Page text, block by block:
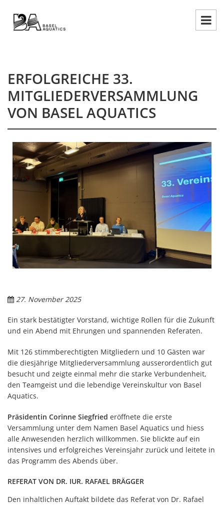
ERFOLGREICHE 33.
MITGLIEDERVERSAMMLUNG
VON BASEL AQUATICS
27. November 2025
Ein stark bestätigter Vorstand, wichtige Rollen für die Zukunft
und ein Abend mit Ehrungen und spannenden Referaten.
Mit 126 stimmberechtigten Mitgliedern und 10 Gästen war
die diesjährige Mitgliederversammlung ausserordentlich gut
besucht und zeigte einmal mehr die starke Verbundenheit,
den Teamgeist und die lebendige Vereinskultur von Basel
Aquatics.
Präsidentin Corinne Siegfried eröffnete die erste
Versammlung unter dem Namen Basel Aquatics und hiess
alle Anwesenden herzlich willkommen. Sie blickte auf ein
intensives und erfolgreiches Vereinsjahr zurück und leitete in
das Programm des Abends über.
REFERAT VON DR. IUR. RAFAEL BRÄGGER
Den inhaltlichen Auftakt bildete das Referat von Dr. Rafael